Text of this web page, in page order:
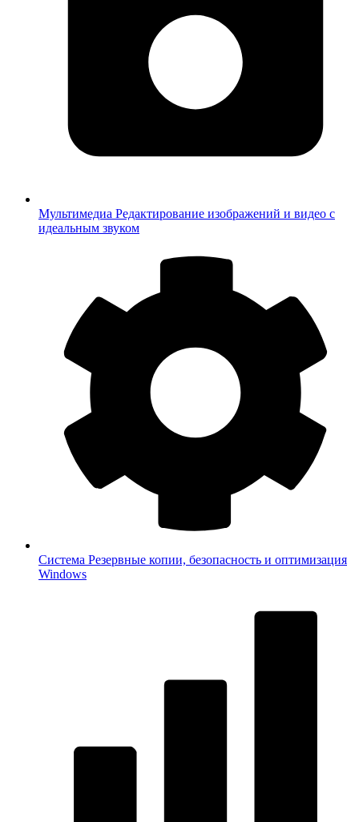
Мультимедиа Редактирование изображений и видео с
идеальным звуком
Система Резервные копии, безопасность и оптимизация
Windows